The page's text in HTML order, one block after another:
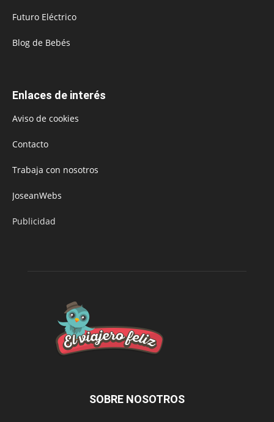
Futuro Eléctrico
Blog de Bebés
Enlaces de interés
Aviso de cookies
Contacto
Trabaja con nosotros
JoseanWebs
Publicidad
SOBRE NOSOTROS